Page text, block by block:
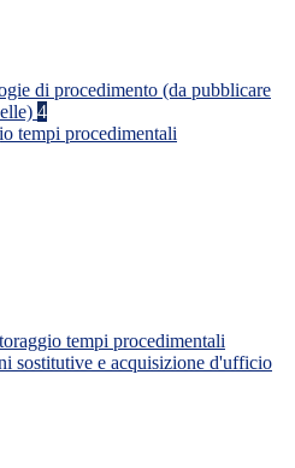
di procedimento (da pubblicare
4
tempi procedimentali
tempi procedimentali
sostitutive e acquisizione d'ufficio